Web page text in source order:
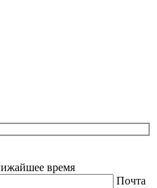
время
Почта